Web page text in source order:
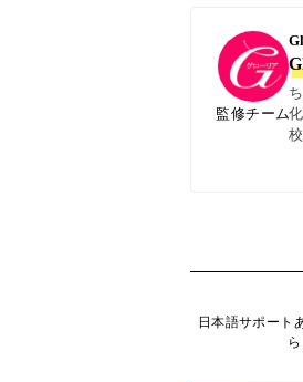
監修チーム
日本語サポート